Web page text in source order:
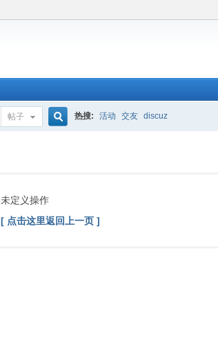
帖子
索
热搜: 活动 交友 discuz
未定义操作
[ 点击这里返回上一页 ]